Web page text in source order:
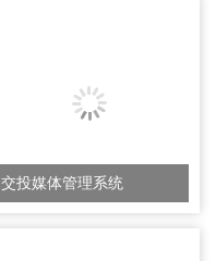
交投媒体管理系统